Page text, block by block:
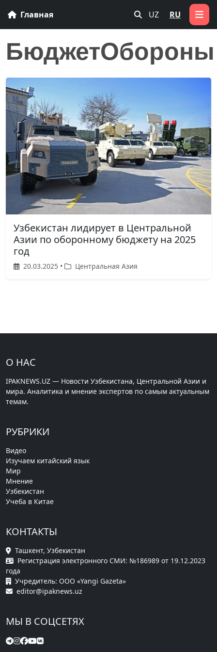
Главная UZ RU
БюджетОбороны
Узбекистан лидирует в Центральной
Азии по оборонному бюджету на 2025
год
20.03.2025 • Центральная Азия
О НАС
IPAKNEWS.UZ — Новости Узбекистана, Центральной Азии и
мира. Аналитика и мнение экспертов по самым актуальным
темам.
РУБРИКИ
Видео
Изучаем китайский язык
Мир
Мнение
Узбекистан
Учеба в Китае
КОНТАКТЫ
Ташкент, Узбекистан
Регистрация электронного СМИ: №186989 от 19.12.2023
года
Учредитель: ООО «Yangi Gazeta»
editor@ipaknews.uz
МЫ В СОЦСЕТЯХ